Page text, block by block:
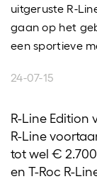
uitgeruste R-
gaan op het
een sportieve
24-07-15
R-Line Edition
R-Line
tot wel € 2.700
en T-Roc R-